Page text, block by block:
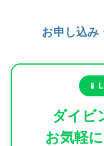
お申し込み
📱
ダイビ
お気軽